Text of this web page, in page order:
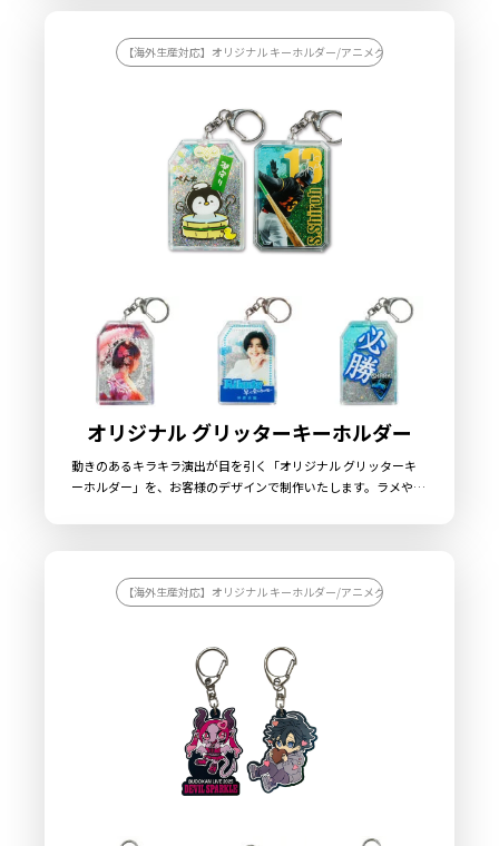
イズ、厚み、色数、印刷方法、パーツの仕様（例えばナスカンか
ボールチェーンか）まで細かく決めておきましょう。さらに重要
ード、トンボ付きなど、指定が細かいことも。データ入稿ミスを
制作会社の担当者としっかり相談して、データを整
です。また、事前にサンプル（試作品）の確認も
しておくと安心です。量産前にしっかりチェックして、「こんな
はずじゃなかった…！」を防ぐのが成功のカギです。小さな気配
余裕を持ったスケジュールと納期が命です！
海外生産はどうしても輸送時間がかかるので、スケジュールには
余裕を持つほうが安心です。デザイン決定からサンプル作成、量
産、輸送、検品、納品などのスケジュールを担当者としっかり確
認をしておきましょう。特に年末年始や、大型イベント前などは
しまいます。早め早めの行動と、こまめな進捗確認が大切です。
また、予備日を確保したスケジュールを組むことで、ちょっとし
た遅延にも慌てず対応できます。さらに大事なのが輸送方法の確
国内生産との違いやリスクをきちんと説明して
くれる制作会社を選ぶと安心
パートナー選びで8割決まる！？
通常のアクキーにはない「動き」を加えることが可能ですので、
食店のノベルティグッズなど、特殊パーツの使い方次第で他には
ないオリジナルのアクキーを制作することができます。販売に必
要な資材も取り揃えておりますので、お客様にはデザインをご入
稿いただくだけでオリジナル商品として販売していただくことが
できます。お気軽にご相談ください。
【海外生産対応】オリジナル キーホルダー/アニメグッズを作りたい/ア
オリジナル グリッターキーホルダー
動きのあるキラキラ演出が目を引く「オリジナル グリッターキ
ーホルダー」を、お客様のデザインで制作いたします。ラメやフ
は、まるでスノードームのように楽しく幻想的です。形状はお好
ポーチに付けて持ち歩くだけで、見るたびに気分が上がる癒しの
も取り揃えておりますので、お客様にはデザインを入稿していた
だくだけでオリジナル商品として販売していただくことができま
す。お気軽にご相談ください。
【海外生産対応】オリジナル キーホルダー/アニメグッズを作りたい/ア